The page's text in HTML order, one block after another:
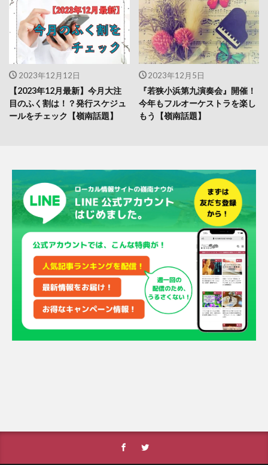
2023年12月12日
【2023年12月最新】今月大注
目のふく割は！？発行スケジュ
ールをチェック【嶺南話題】
2023年12月5日
『若狭小浜第九演奏会』開催！
今年もフルオーケストラを楽し
もう【嶺南話題】